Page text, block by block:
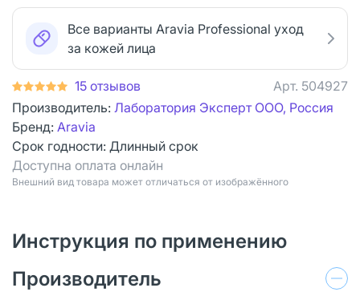
Все варианты Aravia Professional уход
за кожей лица
15 отзывов Арт. 504927
Производитель: Лаборатория Эксперт ООО, Россия
Бренд: Aravia
Срок годности: Длинный срок
Доступна оплата онлайн
Bнешний вид товара может отличаться от изображённого
Инструкция по применению
Производитель